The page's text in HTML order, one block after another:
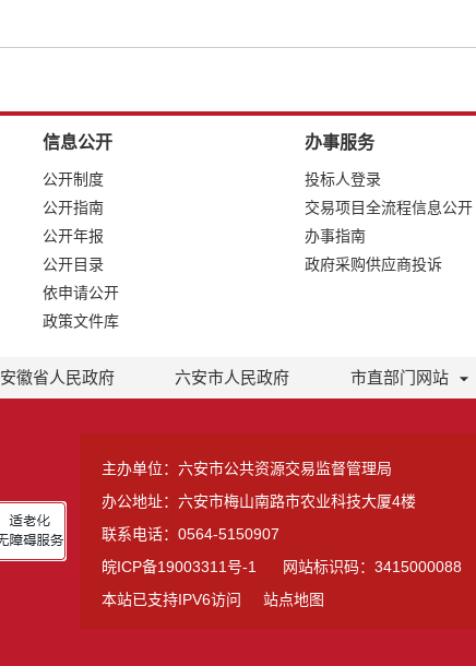
信息公开
公开制度
公开指南
公开年报
公开目录
依申请公开
政策文件库
办事服务
投标人登录
交易项目全流程信息公开
办事指南
政府采购供应商投诉
安徽省人民政府 六安市人民政府 市直部门网站
主办单位：六安市公共资源交易监督管理局
办公地址：六安市梅山南路市农业科技大厦4楼
联系电话：0564-5150907
皖ICP备19003311号-1
网站标识码：3415000088
本站已支持IPV6访问
站点地图